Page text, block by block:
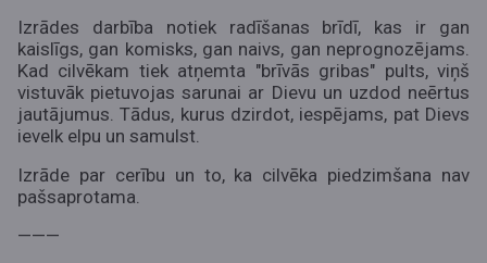
Izrādes darbība notiek radīšanas brīdī, kas ir gan
kaislīgs, gan komisks, gan naivs, gan neprognozējams.
Kad cilvēkam tiek atņemta "brīvās gribas" pults, viņš
vistuvāk pietuvojas sarunai ar Dievu un uzdod neērtus
jautājumus. Tādus, kurus dzirdot, iespējams, pat Dievs
ievelk elpu un samulst.
Izrāde par cerību un to, ka cilvēka piedzimšana nav
pašsaprotama.
———